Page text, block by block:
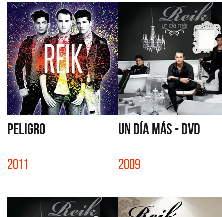
PELIGRO
2011
UN DÍA MÁS - DVD
2009